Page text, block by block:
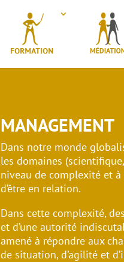
MANAGEMENT
Dans notre monde
les domaines
niveau de complexité et
d’être en relation.
Dans cette complexité,
et d’une autorité
amené à répondre aux
de situation, d’agilité et